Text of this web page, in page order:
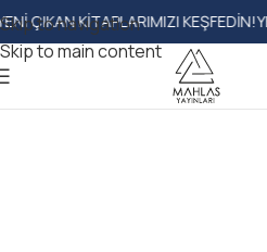
Skip to navigation
Skip to main content
ÇIKAN KITAPLARIMIZI KEŞFEDIN!